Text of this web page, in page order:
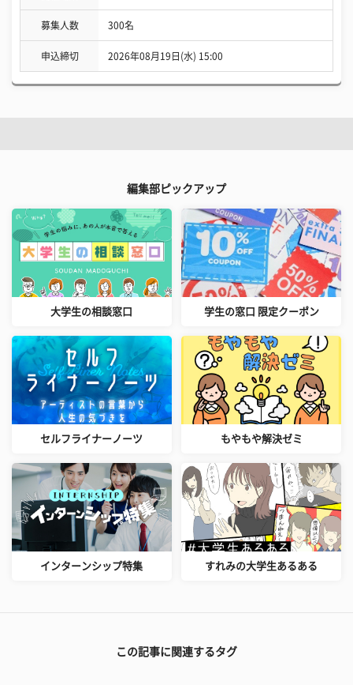
募集人数 300名
申込締切 2026年08月19日(水) 15:00
編集部ピックアップ
大学生の相談窓口 学生の窓口 限定クーポン
セルフライナーノーツ もやもや解決ゼミ
インターンシップ特集 すれみの大学生あるある
この記事に関連するタグ